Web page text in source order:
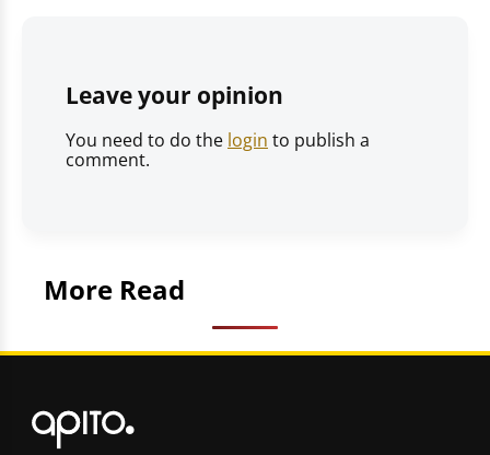
Leave your opinion
You need to do the login to publish a
comment.
More Read